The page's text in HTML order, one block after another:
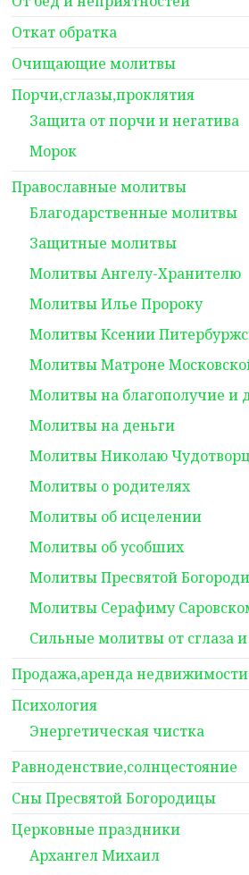
Откат обратка
Очищающие молитвы
Порчи,сглазы,проклятия
Защита от порчи и негатива
Морок
Православные молитвы
Благодарственные молитвы
Защитные молитвы
Молитвы Ангелу-Хранителю
Молитвы Илье Пророку
Молитвы Ксении
Молитвы Матроне
Молитвы на благополучие и
Молитвы на деньги
Молитвы Николаю
Молитвы о родителях
Молитвы об исцелении
Молитвы об усобших
Молитвы Пресвятой
Молитвы Серафиму
Сильные молитвы от сглаза
Продажа,аренда недвижимости
Психология
Энергетическая чистка
Равноденствие,солнцестояние
Сны Пресвятой Богородицы
Церковные праздники
Архангел Михаил